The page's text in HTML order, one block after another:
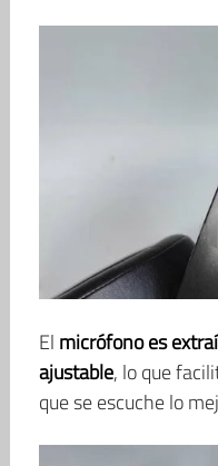
El micrófono es
ajustable, lo que
que se escuche lo